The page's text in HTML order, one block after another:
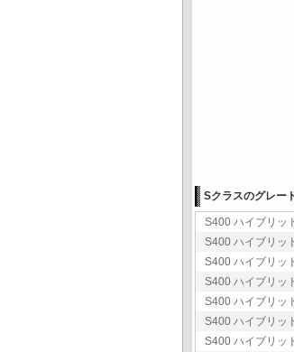
Sクラスのグレー
S400 ハイブリ
S400 ハイブリ
S400 ハイブリ
S400 ハイブリ
S400 ハイブリ
S400 ハイブリ
S400 ハイブリッ